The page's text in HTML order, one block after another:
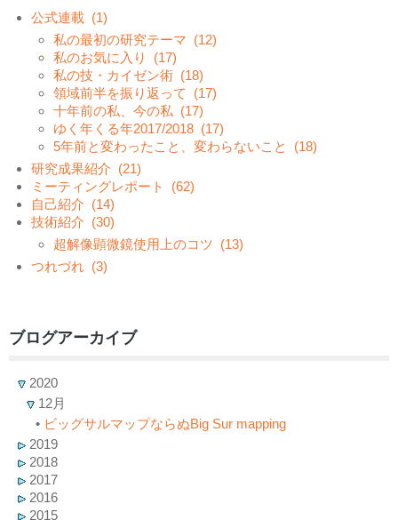
公式連載 (1)
私の最初の研究テーマ (12)
私のお気に入り
(17)
私の技・カイゼン術 (18)
領域前半を振り返って
(17)
十年前の私、今の私 (17)
ゆく年くる年2017/2018 (17)
5年前と変わったこと、変わらないこと
(18)
研究成果紹介 (21)
ミーティングレポート
(62)
自己紹介 (14)
技術紹介 (30)
超解像顕微鏡使用上のコツ (13)
つれづれ (3)
ブログアーカイブ
2020
12月
• ビッグサルマップならぬBig Sur mapping
2019
2018
2017
2016
2015